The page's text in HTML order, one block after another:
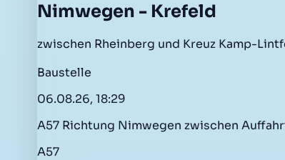
Nimwegen - Krefeld
zwischen Rheinberg und Kreuz Kamp-
Baustelle
06.08.26, 18:29
A57 Richtung Nimwegen zwischen
A57